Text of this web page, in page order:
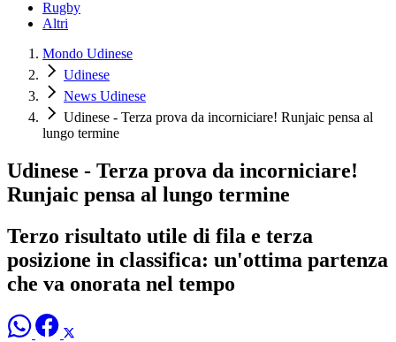
Rugby
Altri
Mondo Udinese
Udinese
News Udinese
Udinese - Terza prova da incorniciare! Runjaic pensa al
lungo termine
Udinese - Terza prova da incorniciare!
Runjaic pensa al lungo termine
Terzo risultato utile di fila e terza
posizione in classifica: un'ottima partenza
che va onorata nel tempo